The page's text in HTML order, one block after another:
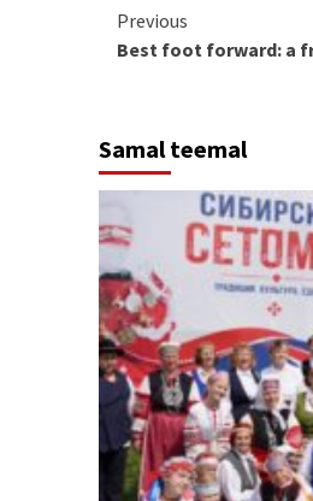
Continue
Reading
Previous
Best foot forward: a
Samal teemal